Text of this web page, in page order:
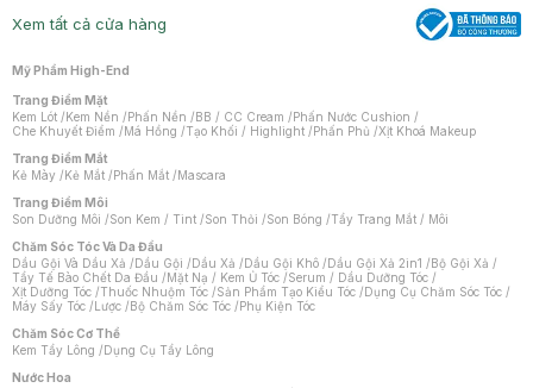
Xem tất cả cửa hàng
Mỹ Phẩm High-End
Trang Điểm Mặt
Kem Lót /Kem Nền /Phấn Nền /BB / CC Cream /Phấn Nước Cushion /
Che Khuyết Điểm /Má Hồng /Tạo Khối / Highlight /Phấn Phủ /Xịt Khoá Makeup
Trang Điểm Mắt
Kẻ Mày /Kẻ Mắt /Phấn Mắt /Mascara
Trang Điểm Môi
Son Dưỡng Môi /Son Kem / Tint /Son Thỏi /Son Bóng /Tẩy Trang Mắt / Môi
Chăm Sóc Tóc Và Da Đầu
Dầu Gội Và Dầu Xả /Dầu Gội /Dầu Xả /Dầu Gội Khô /Dầu Gội Xả 2in1 /Bộ Gội Xả /
Tẩy Tế Bào Chết Da Đầu /Mặt Nạ / Kem Ủ Tóc /Serum / Dầu Dưỡng Tóc /
Xịt Dưỡng Tóc /Thuốc Nhuộm Tóc /Sản Phẩm Tạo Kiểu Tóc /Dụng Cụ Chăm Sóc Tóc /
Máy Sấy Tóc /Lược /Bộ Chăm Sóc Tóc /Phụ Kiện Tóc
Chăm Sóc Cơ Thể
Kem Tẩy Lông /Dụng Cụ Tẩy Lông
Nước Hoa